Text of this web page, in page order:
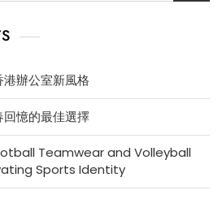
辦公室新風格
憶的最佳選擇
Teamwear and Volleyball
Sports Identity